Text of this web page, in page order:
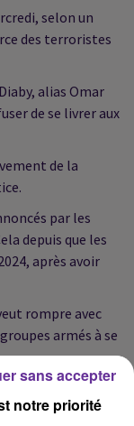
selon un
des terroristes
alias Omar
de se livrer aux
de la
par les
depuis que les
après avoir
rompre avec
armés à se
un ancien
notre priorité
sans accepter